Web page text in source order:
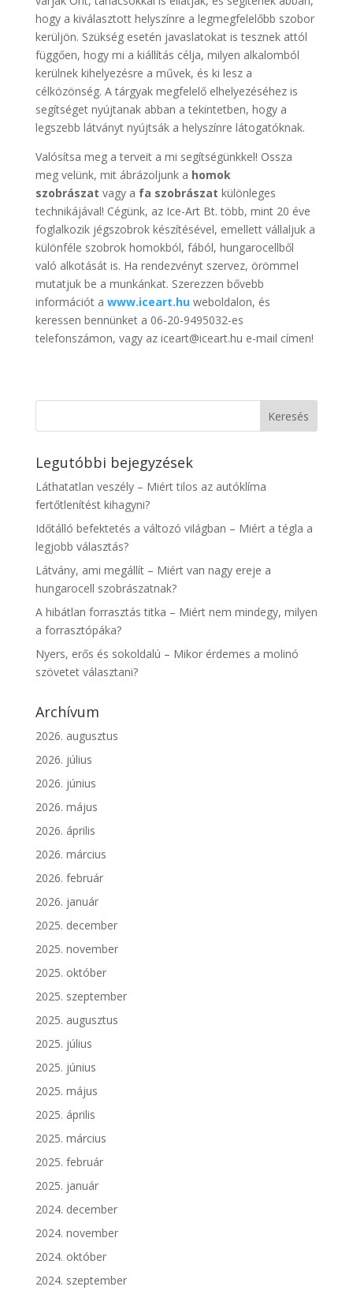
hogy a kiválasztott helyszínre a legmegfelelőbb szobor
kerüljön. Szükség esetén javaslatokat is tesznek attól
függően, hogy mi a kiállítás célja, milyen alkalomból
kerülnek kihelyezésre a művek, és ki lesz a
célközönség. A tárgyak megfelelő elhelyezéséhez is
segítséget nyújtanak abban a tekintetben, hogy a
legszebb látványt nyújtsák a helyszínre látogatóknak.
Valósítsa meg a terveit a mi segítségünkkel! Ossza
meg velünk, mit ábrázoljunk a homok
szobrászat vagy a fa szobrászat különleges
technikájával! Cégünk, az Ice-Art Bt. több, mint 20 éve
foglalkozik jégszobrok készítésével, emellett vállaljuk a
különféle szobrok homokból, fából, hungarocellből
való alkotását is. Ha rendezvényt szervez, örömmel
mutatjuk be a munkánkat. Szerezzen bővebb
információt a www.iceart.huweboldalon, és
keressen bennünket a 06-20-9495032-es
telefonszámon, vagy az iceart@iceart.hu e-mail címen!
Legutóbbi bejegyzések
Láthatatlan veszély – Miért tilos az autóklíma
fertőtlenítést kihagyni?
Időtálló befektetés a változó világban – Miért a tégla a
legjobb választás?
Látvány, ami megállít – Miért van nagy ereje a
hungarocell szobrászatnak?
A hibátlan forrasztás titka – Miért nem mindegy, milyen
a forrasztópáka?
Nyers, erős és sokoldalú – Mikor érdemes a molinó
szövetet választani?
Archívum
2026. augusztus
2026. július
2026. június
2026. május
2026. április
2026. március
2026. február
2026. január
2025. december
2025. november
2025. október
2025. szeptember
2025. augusztus
2025. július
2025. június
2025. május
2025. április
2025. március
2025. február
2025. január
2024. december
2024. november
2024. október
2024. szeptember